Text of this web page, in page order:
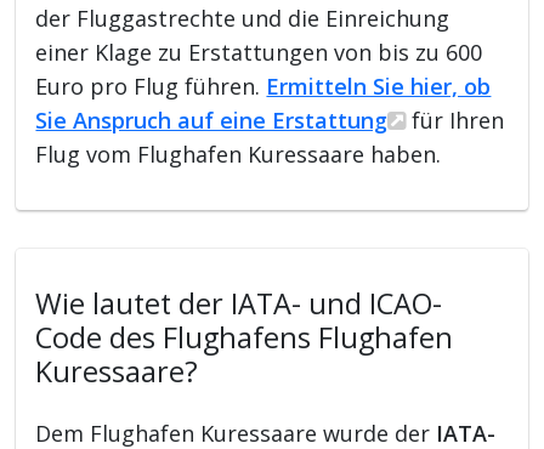
der Fluggastrechte und die Einreichung
einer Klage zu Erstattungen von bis zu 600
Euro pro Flug führen. Ermitteln Sie hier, ob
Sie Anspruch auf eine Erstattung
für Ihren
Flug vom Flughafen Kuressaare haben.
Wie lautet der IATA- und ICAO-
Code des Flughafens Flughafen
Kuressaare?
Dem Flughafen Kuressaare wurde der IATA-